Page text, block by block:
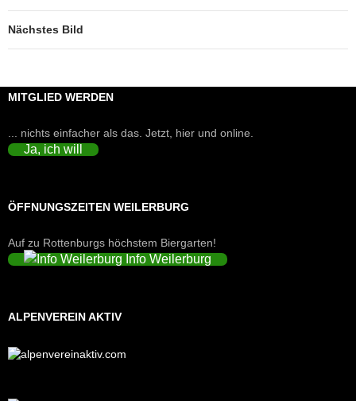
Nächstes Bild
MITGLIED WERDEN
... nichts einfacher als das. Jetzt, hier und online.
Ja, ich will
ÖFFNUNGSZEITEN WEILERBURG
Auf zu Rottenburgs höchstem Biergarten!
Info Weilerburg
ALPENVEREIN AKTIV